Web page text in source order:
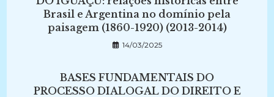
Brasil e Argentina no domínio pela
paisagem (1860-1920) (2013-2014)
14/03/2025
BASES FUNDAMENTAIS DO
PROCESSO DIALOGAL DO DIREITO E